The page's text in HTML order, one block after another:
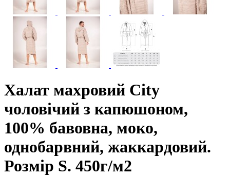
Халат махровий City
чоловічий з капюшоном,
100% бавовна, моко,
однобарвний, жаккардовий.
Розмір S. 450г/м2